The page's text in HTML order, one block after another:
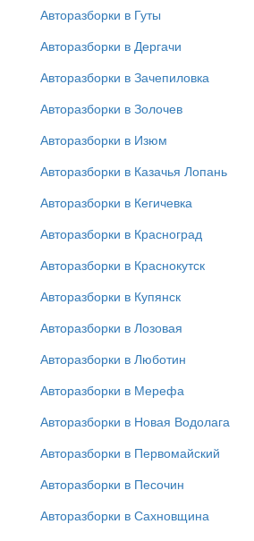
Авторазборки в Гуты
Авторазборки в Дергачи
Авторазборки в Зачепиловка
Авторазборки в Золочев
Авторазборки в Изюм
Авторазборки в Казачья Лопань
Авторазборки в Кегичевка
Авторазборки в Красноград
Авторазборки в Краснокутск
Авторазборки в Купянск
Авторазборки в Лозовая
Авторазборки в Люботин
Авторазборки в Мерефа
Авторазборки в Новая Водолага
Авторазборки в Первомайский
Авторазборки в Песочин
Авторазборки в Сахновщина